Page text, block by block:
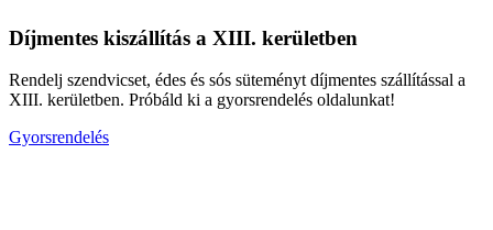
Díjmentes kiszállítás a XIII. kerületben
Rendelj szendvicset, édes és sós süteményt díjmentes szállítással a
XIII. kerületben. Próbáld ki a gyorsrendelés oldalunkat!
Gyorsrendelés